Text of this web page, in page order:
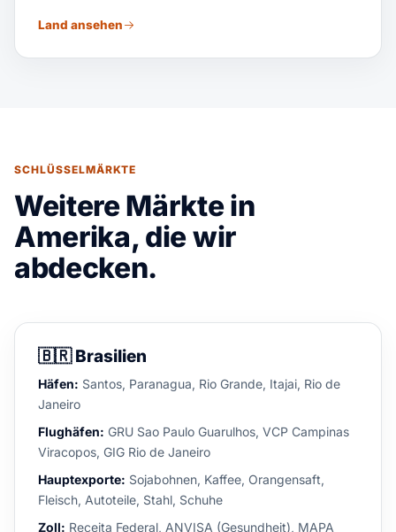
Land ansehen
SCHLÜSSELMÄRKTE
Weitere Märkte in
Amerika, die wir
abdecken.
🇧🇷Brasilien
Häfen: Santos, Paranagua, Rio Grande, Itajai, Rio de
Janeiro
Flughäfen: GRU Sao Paulo Guarulhos, VCP Campinas
Viracopos, GIG Rio de Janeiro
Hauptexporte: Sojabohnen, Kaffee, Orangensaft,
Fleisch, Autoteile, Stahl, Schuhe
Zoll: Receita Federal, ANVISA (Gesundheit), MAPA